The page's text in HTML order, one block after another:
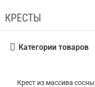
КРЕСТЫ
Категории товаров
Крест из массива сосны